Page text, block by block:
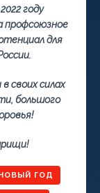
году
профсоюзное
для
своих силах
большого
ГОД